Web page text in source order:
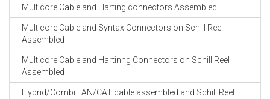
Multicore Cable and Harting connectors Assembled
Multicore Cable and Syntax Connectors on Schill Reel
Assembled
Multicore Cable and Hartinng Connectors on Schill Reel
Assembled
Hybrid/Combi LAN/CAT cable assembled and Schill Reel